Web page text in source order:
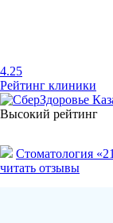
4.25
Рейтинг клиники
Высокий рейтинг
Стоматология
читать отзывы